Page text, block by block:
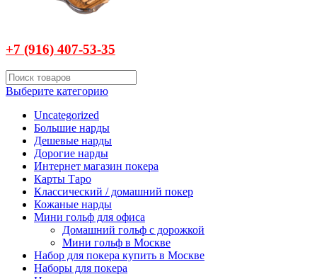
+7 (916) 407-53-35
Выберите категорию
Uncategorized
Большие нарды
Дешевые нарды
Дорогие нарды
Интернет магазин покера
Карты Таро
Классический / домашний покер
Кожаные нарды
Мини гольф для офиса
Домашний гольф с дорожкой
Мини гольф в Москве
Набор для покера купить в Москве
Наборы для покера